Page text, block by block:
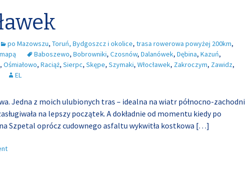
po Mazowszu, Toruń, Bydgoszcz i okolice, trasa rowerowa powyżej 200km,
Baboszewo, Bobrowniki, Czosnów, Dalanówek, Dębina, Kazuń,
, Ośmiałowo, Raciąż, Sierpc, Skępe, Szymaki, Włocławek, Zakroczym, Zawidz,
EL
Jedna z moich ulubionych tras – idealna na wiatr północno-zachodni
na lepszy początek. A dokładnie od momentu kiedy po
Szpetal oprócz cudownego asfaltu wykwitła kostkowa […]